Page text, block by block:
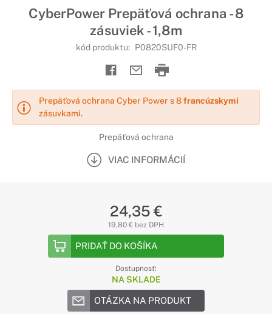
CyberPower Prepäťová ochrana - 8
zásuviek - 1,8m
kód produktu: P0820SUF0-FR
Prepäťová ochrana Cyber Power s 8francúzskymi
zásuvkami.
Prepäťová ochrana
VIAC INFORMÁCIÍ
24,35 €
19,80 € bez DPH
PRIDAŤ DO KOŠÍKA
Dostupnosť:
NA SKLADE
OTÁZKA NA PRODUKT